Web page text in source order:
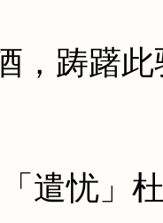
踌躇此
遣忧」